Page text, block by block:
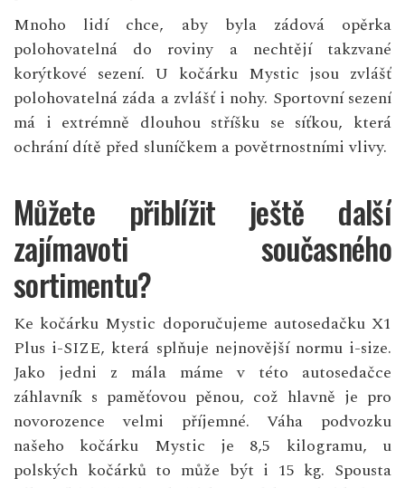
Mnoho lidí chce, aby byla zádová opěrka
polohovatelná do roviny a nechtějí takzvané
korýtkové sezení. U kočárku Mystic jsou zvlášť
polohovatelná záda a zvlášť i nohy. Sportovní sezení
má i extrémně dlouhou stříšku se síťkou, která
ochrání dítě před sluníčkem a povětrnostními vlivy.
Můžete přiblížit ještě další
zajímavoti současného
sortimentu?
Ke kočárku Mystic doporučujeme autosedačku X1
Plus i-SIZE, která splňuje nejnovější normu i-size.
Jako jedni z mála máme v této autosedačce
záhlavník s paměťovou pěnou, což hlavně je pro
novorozence velmi příjemné. Váha podvozku
našeho kočárku Mystic je 8,5 kilogramu, u
polských kočárků to může být i 15 kg. Spousta